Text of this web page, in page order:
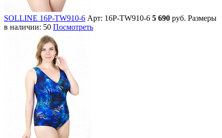
SOLLINE 16P-TW910-6 Арт: 16P-TW910-6 5 690 руб. Размеры
в наличии: 50 Посмотреть